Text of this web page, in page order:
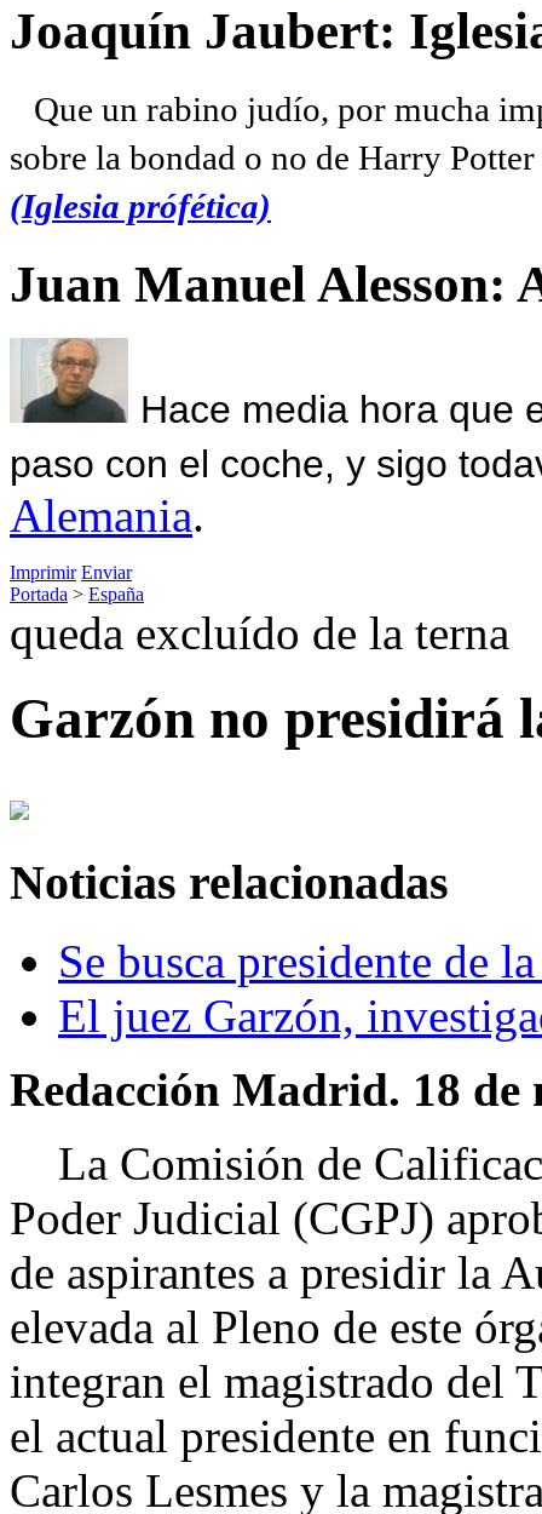
Joaquín Jaubert:
Que un rabino judío, por mucha
sobre la bondad o no de Harry
(Iglesia prófética)
Juan Manuel Alesson:
Hace media hora que
paso con el coche, y sigo
Alemania.
Imprimir Enviar
Portada > España
queda excluído de la terna
Garzón no presidirá
Noticias relacionadas
Se busca presidente de
El juez Garzón,
Redacción Madrid. 18 de
La Comisión de
Poder Judicial (CGPJ)
de aspirantes a presidir la
elevada al Pleno de este
integran el magistrado del
el actual presidente en
Carlos Lesmes y la